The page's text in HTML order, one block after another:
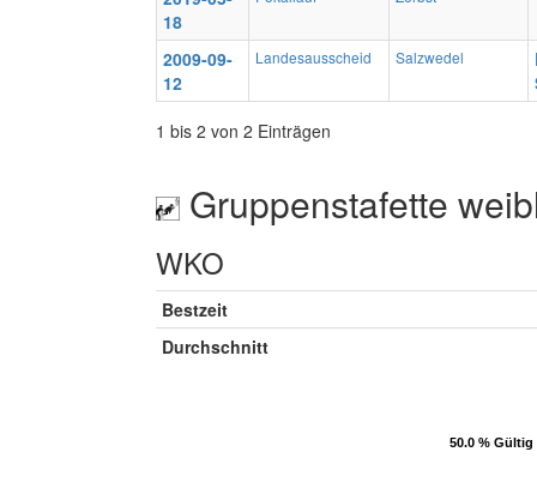
18
2009-09-
12
Landesausscheid Salzwedel
1 bis 2 von 2 Einträgen
Gruppenstafette
WKO
Bestzeit
Durchschnitt
50.0 % Gültig
50.0 % Gültig